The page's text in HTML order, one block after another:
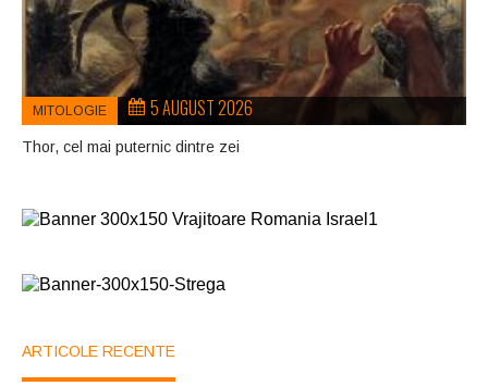
MITOLOGIE 5 AUGUST 2026
Thor, cel mai puternic dintre zei
ARTICOLE RECENTE